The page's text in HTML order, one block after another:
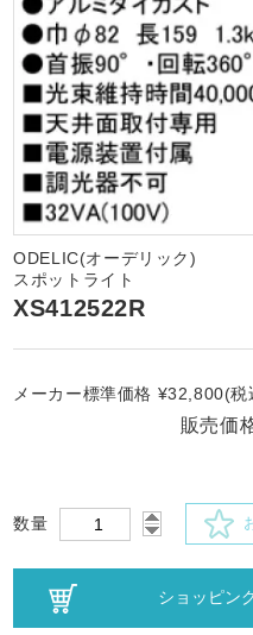
ODELIC(オーデリック)
スポットライト
XS412522R
メーカー標準価格 ¥32,800(
販売価
数量